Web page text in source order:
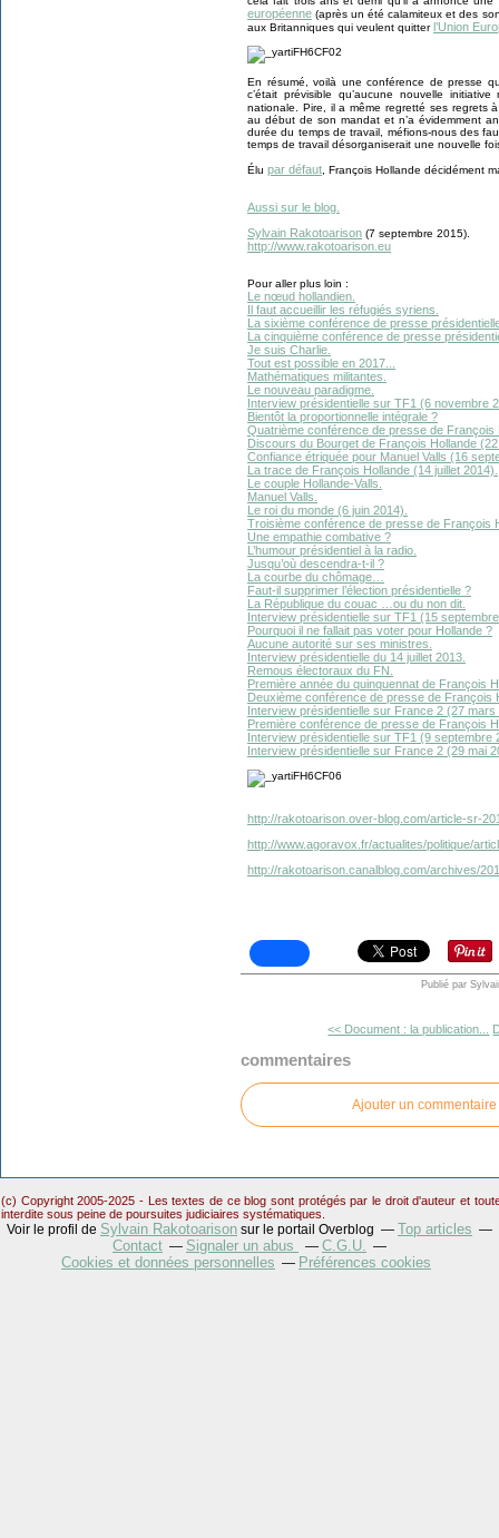
européenne (après un été calamiteux et des
aux Britanniques qui veulent quitter l’Union
En résumé, voilà une conférence de presse
c’était prévisible qu’aucune nouvelle
nationale. Pire, il a même regretté ses regrets
au début de son mandat et n’a évidemment
durée du temps de travail, méfions-nous des
temps de travail désorganiserait une nouvelle
Élu par défaut, François Hollande décidément
Aussi sur le blog.
Sylvain Rakotoarison (7 septembre 2015).
http://www.rakotoarison.eu
Pour aller plus loin :
Le nœud hollandien.
Il faut accueillir les réfugiés syriens.
La sixième conférence de presse
La cinquième conférence de presse
Je suis Charlie.
Tout est possible en 2017...
Mathématiques militantes.
Le nouveau paradigme.
Interview présidentielle sur TF1 (6 novembre
Bientôt la proportionnelle intégrale ?
Quatrième conférence de presse de François
Discours du Bourget de François Hollande
Confiance étriquée pour Manuel Valls (16
La trace de François Hollande (14 juillet 2014).
Le couple Hollande-Valls.
Manuel Valls.
Le roi du monde (6 juin 2014).
Troisième conférence de presse de François
Une empathie combative ?
L’humour présidentiel à la radio.
Jusqu’où descendra-t-il ?
La courbe du chômage…
Faut-il supprimer l’élection présidentielle ?
La République du couac …ou du non dit.
Interview présidentielle sur TF1 (15
Pourquoi il ne fallait pas voter pour Hollande ?
Aucune autorité sur ses ministres.
Interview présidentielle du 14 juillet 2013.
Remous électoraux du FN.
Première année du quinquennat de François
Deuxième conférence de presse de François
Interview présidentielle sur France 2 (27 mars
Première conférence de presse de François
Interview présidentielle sur TF1 (9 septembre
Interview présidentielle sur France 2 (29 mai
http://rakotoarison.over-blog.com/article-sr-
http://www.agoravox.fr/actualites/politique/
http://rakotoarison.canalblog.com/archives/
Publié par
<< Document : la publication...
commentaires
Ajouter un commentaire
(c) Copyright 2005-2025 - Les textes de ce blog sont protégés par le droit d'auteur et
interdite sous peine de poursuites judiciaires systématiques.
Voir le profil de Sylvain Rakotoarison sur le portail Overblog
Top articles
Contact
Signaler un abus
C.G.U.
Cookies et données personnelles
Préférences cookies